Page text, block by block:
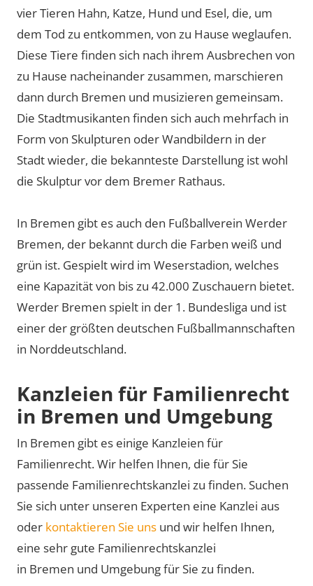
vier Tieren Hahn, Katze, Hund und Esel, die, um
dem Tod zu entkommen, von zu Hause weglaufen.
Diese Tiere finden sich nach ihrem Ausbrechen von
zu Hause nacheinander zusammen, marschieren
dann durch Bremen und musizieren gemeinsam.
Die Stadtmusikanten finden sich auch mehrfach in
Form von Skulpturen oder Wandbildern in der
Stadt wieder, die bekannteste Darstellung ist wohl
die Skulptur vor dem Bremer Rathaus.
In Bremen gibt es auch den Fußballverein Werder
Bremen, der bekannt durch die Farben weiß und
grün ist. Gespielt wird im Weserstadion, welches
eine Kapazität von bis zu 42.000 Zuschauern bietet.
Werder Bremen spielt in der 1. Bundesliga und ist
einer der größten deutschen Fußballmannschaften
in Norddeutschland.
Kanzleien für Familienrecht
in Bremen und Umgebung
In Bremen gibt es einige Kanzleien für
Familienrecht. Wir helfen Ihnen, die für Sie
passende Familienrechtskanzlei zu finden. Suchen
Sie sich unter unseren Experten eine Kanzlei aus
oder kontaktieren Sie uns und wir helfen Ihnen,
eine sehr gute Familienrechtskanzlei
in Bremen und Umgebung für Sie zu finden.